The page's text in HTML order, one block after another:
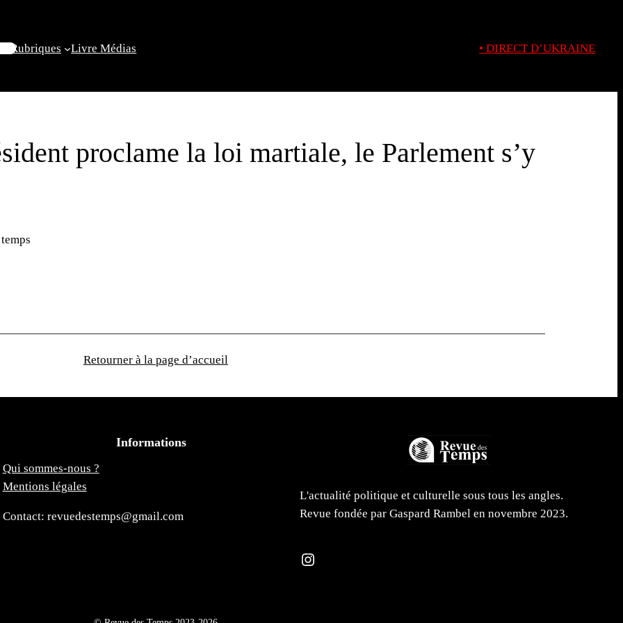
Rubriques LivreMédias • DIRECT D’UKRAINE
proclame la loi martiale, le Parlement s’y
Retourner à la page d’accueil
Informations
Qui sommes-nous ?
Mentions légales
Contact: revuedestemps@gmail.com
L'actualité politique et culturelle sous tous les angles.
Revue fondée par Gaspard Rambel en novembre 2023.
Instagram